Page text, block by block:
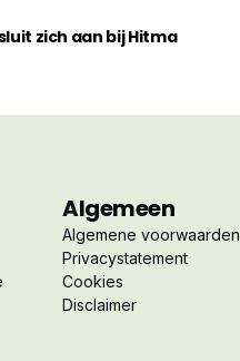
zich aan bij Hitma
Algemeen
Algemene voorwaarden
Privacystatement
Cookies
Disclaimer